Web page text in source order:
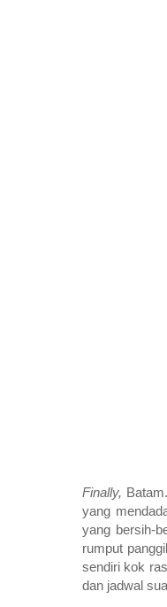
Finally,
yang
yang bersih-
rumput
sendiri kok
dan jadwal